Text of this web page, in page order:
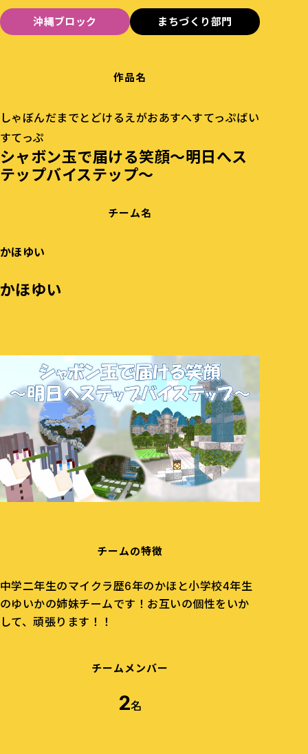
沖縄ブロック まちづくり部門
作品名
しゃぼんだまでとどけるえがおあすへすてっぷばい
すてっぷ
シャボン玉で届ける笑顔～明日へス
テップバイステップ～
チーム名
かほゆい
かほゆい
チームの特徴
中学二年生のマイクラ歴6年のかほと小学校4年生
のゆいかの姉妹チームです！お互いの個性をいか
して、頑張ります！！
チームメンバー
2名